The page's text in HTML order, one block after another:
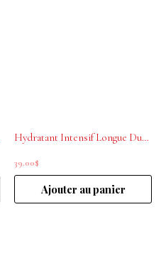
Hydratant Intensif Longue Durée Curl Expression 200mL L’ORÉAL PROFESSIONNEL
39.00$
Ajouter au panier